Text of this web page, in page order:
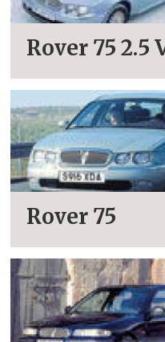
Rover 75 2.5
Rover 75